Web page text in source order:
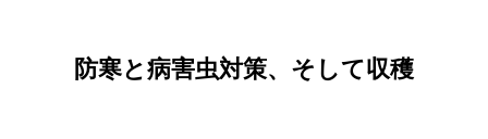
防寒と病害虫対策、そして収穫